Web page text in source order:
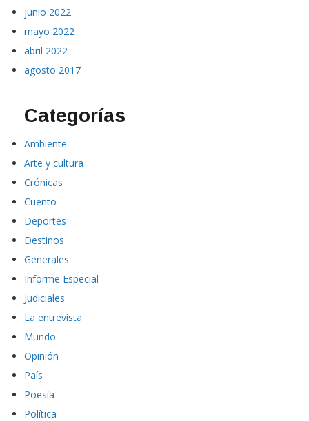
junio 2022
mayo 2022
abril 2022
agosto 2017
Categorías
Ambiente
Arte y cultura
Crónicas
Cuento
Deportes
Destinos
Generales
Informe Especial
Judiciales
La entrevista
Mundo
Opinión
País
Poesía
Política